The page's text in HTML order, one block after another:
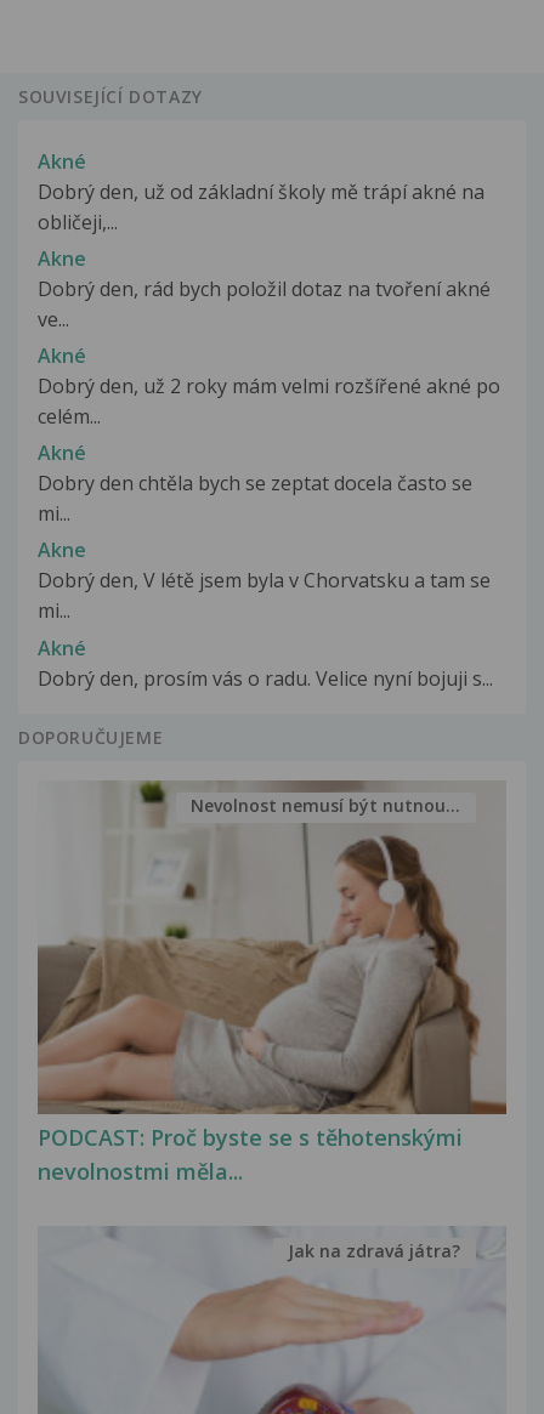
SOUVISEJÍCÍ DOTAZY
Akné
Dobrý den, už od základní školy mě trápí akné na
obličeji,...
Akne
Dobrý den, rád bych položil dotaz na tvoření akné
ve...
Akné
Dobrý den, už 2 roky mám velmi rozšířené akné po
celém...
Akné
Dobry den chtěla bych se zeptat docela často se
mi...
Akne
Dobrý den, V létě jsem byla v Chorvatsku a tam se
mi...
Akné
Dobrý den, prosím vás o radu. Velice nyní bojuji s...
DOPORUČUJEME
PODCAST: Proč byste se s těhotenskými
nevolnostmi měla...
Nevolnost nemusí být nutnou...
Jak na zdravá játra?